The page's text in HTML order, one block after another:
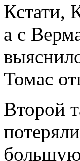
Кстати,
а с
Томас
Второй
большую